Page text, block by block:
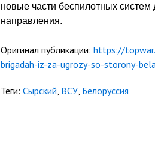
новые части беспилотных
направления.
Оригинал публикации: https://
brigadah-iz-za-ugrozy-so-storony-
Теги: Сырский ВСУ Белоруссия